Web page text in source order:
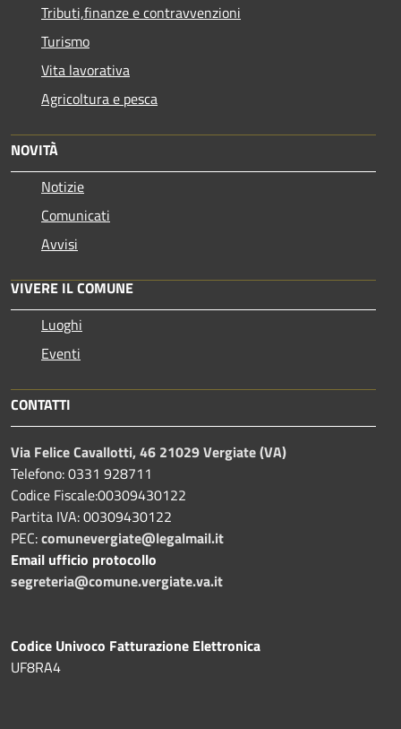
Tributi,finanze e contravvenzioni
Turismo
Vita lavorativa
Agricoltura e pesca
NOVITÀ
Notizie
Comunicati
Avvisi
VIVERE IL COMUNE
Luoghi
Eventi
CONTATTI
Via Felice Cavallotti, 46 21029 Vergiate (VA)
Telefono: 0331 928711
Codice Fiscale:00309430122
Partita IVA: 00309430122
PEC:comunevergiate@legalmail.it
Email ufficio protocollo
segreteria@comune.vergiate.va.it
Codice Univoco Fatturazione Elettronica
UF8RA4